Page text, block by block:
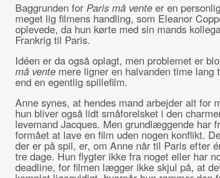
Baggrunden for Paris må venteer en
meget lig filmens handling, som Eleanor
oplevede, da hun kørte med sin mands
Frankrig til Paris.
Idéen er da også oplagt, men problemet er
må ventemere ligner en halvanden time lang
end en egentlig spillefilm.
Anne synes, at hendes mand arbejder alt for
hun bliver også lidt småforelsket i den
levemand Jacques. Men grundlæggende har
formået at lave en film uden nogen konflikt.
der er på spil, er, om Anne når til Paris efter
tre dage. Hun flygter ikke fra noget eller har
deadline, for filmen lægger ikke skjul på, at